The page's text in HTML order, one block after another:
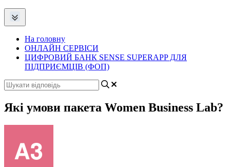
На головну
ОНЛАЙН СЕРВІСИ
ЦИФРОВИЙ БАНК SENSE SUPERAPP ДЛЯ
ПІДПРИЄМЦІВ (ФОП)
Які умови пакета Women Business Lab?